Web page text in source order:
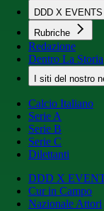
DDD X EVENTS
Rubriche
Redazione
Dentro La Storia
I siti del nostro
Calcio Italiano
Serie A
Serie B
Serie C
Dilettanti
DDD X
Cur in Campo
Nazionale Attori